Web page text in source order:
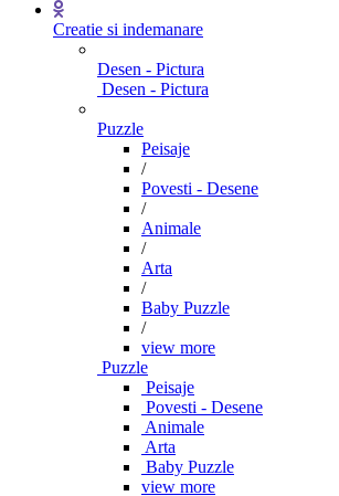
Creatie si indemanare
Desen - Pictura
Desen - Pictura
Puzzle
Peisaje
/
Povesti - Desene
/
Animale
/
Arta
/
Baby Puzzle
/
view more
Puzzle
Peisaje
Povesti - Desene
Animale
Arta
Baby Puzzle
view more